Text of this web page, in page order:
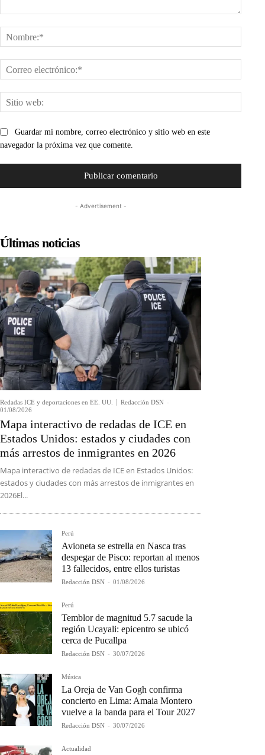
web:
Guardar mi nombre, correo electrónico y sitio web en este
navegador la próxima vez que comente.
- Advertisement -
Últimas noticias
Redadas ICE y deportaciones en EE. UU. Redacción DSN -
01/08/2026
Mapa interactivo de redadas de ICE en
Estados Unidos: estados y ciudades con
más arrestos de inmigrantes en 2026
Mapa interactivo de redadas de ICE en Estados Unidos:
estados y ciudades con más arrestos de inmigrantes en
2026El...
Perú
Avioneta se estrella en Nasca tras
despegar de Pisco: reportan al menos
13 fallecidos, entre ellos turistas
Redacción DSN - 01/08/2026
Perú
Temblor de magnitud 5.7 sacude la
región Ucayali: epicentro se ubicó
cerca de Pucallpa
Redacción DSN - 30/07/2026
Música
La Oreja de Van Gogh confirma
concierto en Lima: Amaia Montero
vuelve a la banda para el Tour 2027
Redacción DSN - 30/07/2026
Actualidad